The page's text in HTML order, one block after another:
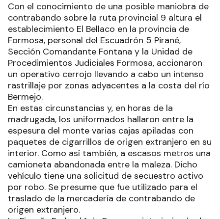
Con el conocimiento de una posible maniobra de
contrabando sobre la ruta provincial 9 altura el
establecimiento El Bellaco en la provincia de
Formosa, personal del Escuadrón 5 Pirané,
Sección Comandante Fontana y la Unidad de
Procedimientos Judiciales Formosa, accionaron
un operativo cerrojo llevando a cabo un intenso
rastrillaje por zonas adyacentes a la costa del río
Bermejo.
En estas circunstancias y, en horas de la
madrugada, los uniformados hallaron entre la
espesura del monte varias cajas apiladas con
paquetes de cigarrillos de origen extranjero en su
interior. Como así también, a escasos metros una
camioneta abandonada entre la maleza. Dicho
vehículo tiene una solicitud de secuestro activo
por robo. Se presume que fue utilizado para el
traslado de la mercadería de contrabando de
origen extranjero.